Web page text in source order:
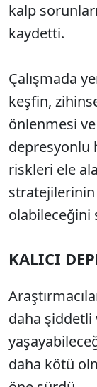
kalp
kaydetti.
Çalışmada
keşfin,
önlenmesi
depresyonlu
riskleri ele
stratejilerinin
olabileceğini
KALICI
daha şiddetli
daha kötü